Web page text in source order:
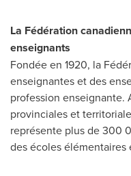
La Fédération
enseignants
Fondée en 1920, la
enseignantes et des
profession enseignante.
provinciales et
représente plus de 300
des écoles élémentaires